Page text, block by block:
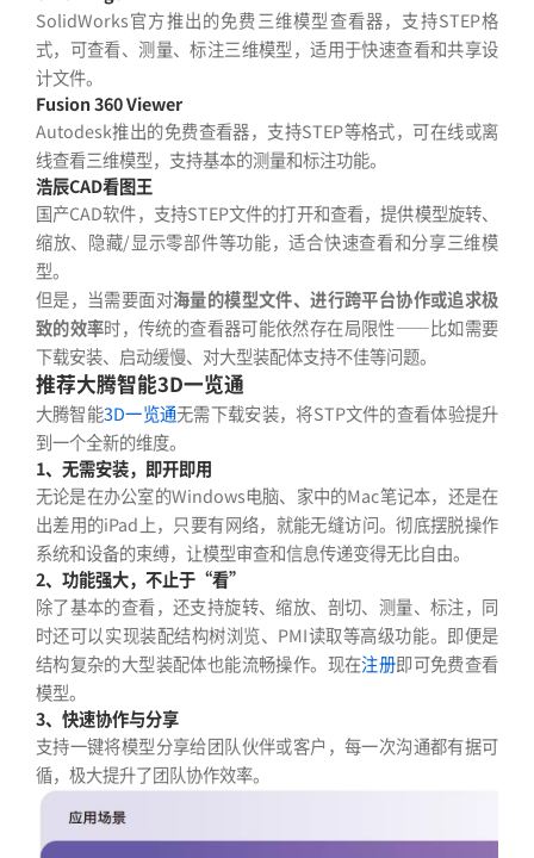
SolidWorks官方推出的免费三维模型查看器，支持STEP格
式，可查看、测量、标注三维模型，适用于快速查看和共享设
计文件。
Fusion 360 Viewer
Autodesk推出的免费查看器，支持STEP等格式，可在线或离
线查看三维模型，支持基本的测量和标注功能。
浩辰CAD看图王
国产CAD软件，支持STEP文件的打开和查看，提供模型旋转、
缩放、隐藏/显示零部件等功能，适合快速查看和分享三维模
型。
但是，当需要面对海量的模型文件、进行跨平台协作或追求极
致的效率时，传统的查看器可能依然存在局限性——比如需要
下载安装、启动缓慢、对大型装配体支持不佳等问题。
推荐大腾智能3D一览通
大腾智能3D一览通无需下载安装，将STP文件的查看体验提升
到一个全新的维度。
1、无需安装，即开即用
无论是在办公室的Windows电脑、家中的Mac笔记本，还是在
出差用的iPad上，只要有网络，就能无缝访问。彻底摆脱操作
系统和设备的束缚，让模型审查和信息传递变得无比自由。
2、功能强大，不止于“看”
除了基本的查看，还支持旋转、缩放、剖切、测量、标注，同
时还可以实现装配结构树浏览、PMI读取等高级功能。即便是
结构复杂的大型装配体也能流畅操作。现在注册即可免费查看
模型。
3、快速协作与分享
支持一键将模型分享给团队伙伴或客户，每一次沟通都有据可
循，极大提升了团队协作效率。